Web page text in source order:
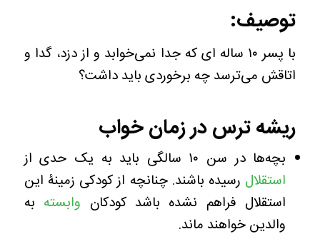
توصیف:
با پسر ۱۰ ساله ای که جدا نمی‌خوابد و از دزد، گدا و
اتاقش می‌ترسد چه برخوردی باید داشت؟
ریشه ترس در زمان خواب
بچه‌ها در سن ۱۰ سالگی باید به یک حدی از
استقلال رسیده باشند. چنانچه از کودکی زمینۀ این
استقلال فراهم نشده باشد کودکان وابسته به
والدین خواهند ماند‌.